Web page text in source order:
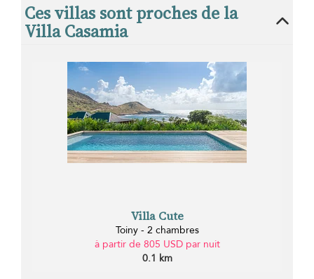
Ces villas sont proches de la
Villa Casamia
Villa Cute
Toiny - 2 chambres
à partir de 805 USD par nuit
0.1 km